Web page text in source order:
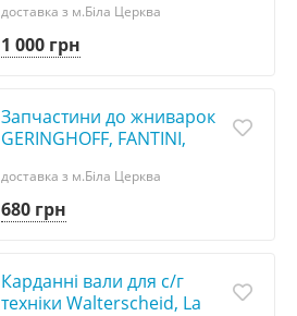
компресори, подушки,
амортизатори | В наявно
1 000 грн
доставка з м.Біла Церква
Запчастини до жниварок
GERINGHOFF, FANTINI,
Аналоги та оригінали
680 грн
доставка з м.Біла Церква
Карданні вали для с/г
техніки Walterscheid, La